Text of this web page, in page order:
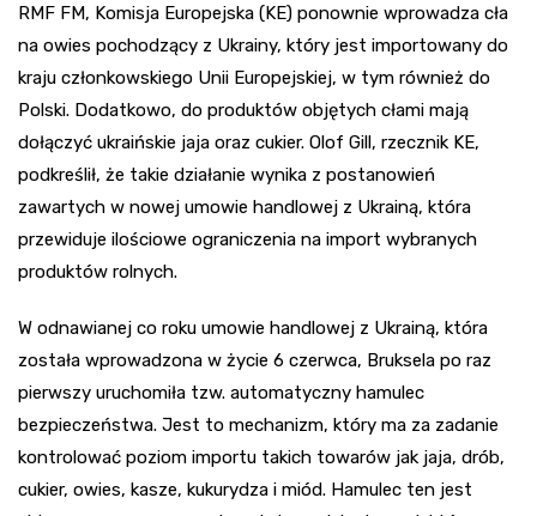
RMF FM, Komisja Europejska (KE) ponownie wprowadza cła
na owies pochodzący z Ukrainy, który jest importowany do
kraju członkowskiego Unii Europejskiej, w tym również do
Polski. Dodatkowo, do produktów objętych cłami mają
dołączyć ukraińskie jaja oraz cukier. Olof Gill, rzecznik KE,
podkreślił, że takie działanie wynika z postanowień
zawartych w nowej umowie handlowej z Ukrainą, która
przewiduje ilościowe ograniczenia na import wybranych
produktów rolnych.
W odnawianej co roku umowie handlowej z Ukrainą, która
została wprowadzona w życie 6 czerwca, Bruksela po raz
pierwszy uruchomiła tzw. automatyczny hamulec
bezpieczeństwa. Jest to mechanizm, który ma za zadanie
kontrolować poziom importu takich towarów jak jaja, drób,
cukier, owies, kasze, kukurydza i miód. Hamulec ten jest